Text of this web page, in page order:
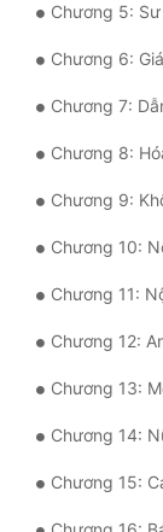
Chương 5:
Chương 6:
Chương 7:
Chương 8:
Chương 9:
Chương 10:
Chương 11:
Chương 12:
Chương 13: Mở
Chương 14:
Chương 15: